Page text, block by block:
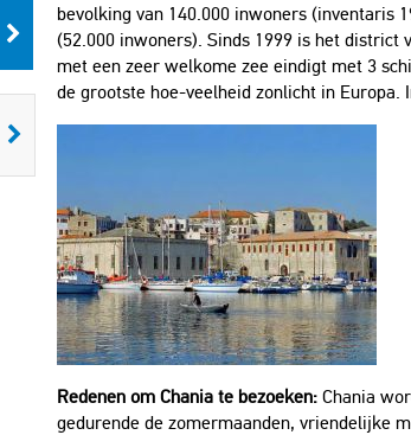
bevolking van 140.000 inwoners (inventaris
(52.000 inwoners). Sinds 1999 is het district
met een zeer welkome zee eindigt met 3
de grootste hoe-veelheid zonlicht in
Redenen om Chania te bezoeken: Chania
gedurende de zomermaanden, vriendelijke